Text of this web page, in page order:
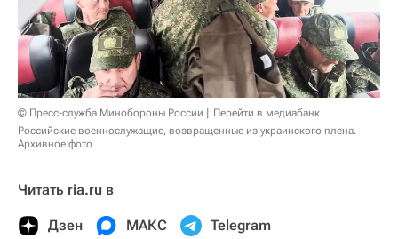
© Пресс-служба Минобороны России
Перейти в медиабанк
Российские военнослужащие, возвращенные из украинского плена.
Архивное фото
Читать ria.ru в
Дзен МАКС Telegram